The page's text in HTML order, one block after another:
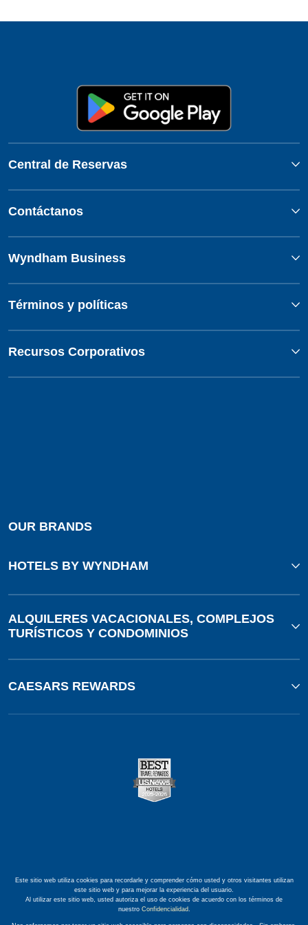
Central de Reservas
Contáctanos
Wyndham Business
Términos y políticas
Recursos Corporativos
OUR BRANDS
HOTELS BY WYNDHAM
ALQUILERES VACACIONALES, COMPLEJOS
TURÍSTICOS Y CONDOMINIOS
CAESARS REWARDS
Este sitio web utiliza cookies para recordarle y comprender cómo usted y otros visitantes utilizan
este sitio web y para mejorar la experiencia del usuario.
Al utilizar este sitio web, usted autoriza el uso de cookies de acuerdo con los términos de
nuestro Confidencialidad.